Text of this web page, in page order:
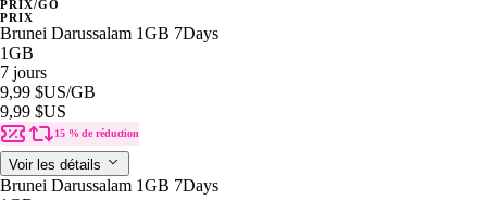
PRIX/GO
PRIX
Brunei Darussalam 1GB 7Days
1GB
7 jours
9,99 $US/GB
9,99 $US
15 % de réduction
Voir les détails
Brunei Darussalam 1GB 7Days